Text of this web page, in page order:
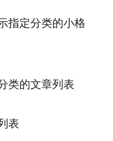
指定分类的小格
类的文章列表
表